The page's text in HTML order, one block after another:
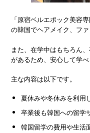
「原宿ベルエポック美容
の韓国でヘアメイク、フ
また、在学中はもちろん
があるため、安心して学べ
主な内容は以下です。
夏休みや冬休みを利用
卒業後も韓国への留学
韓国留学の費用や生活